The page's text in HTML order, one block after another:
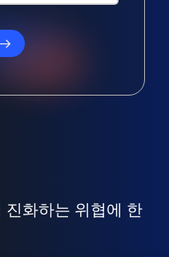
진화하는 위협에 한